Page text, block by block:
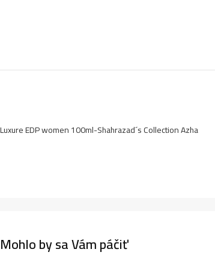
Luxure EDP women 100ml-Shahrazad´s Collection Azha
Mohlo by sa Vám páčiť